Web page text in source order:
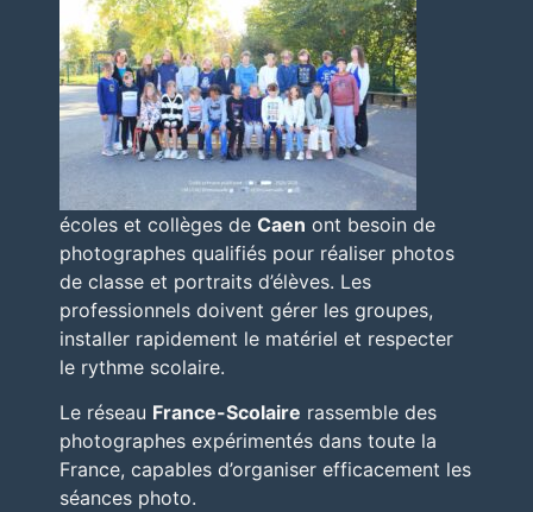
écoles et collèges de Caen ont besoin de
photographes qualifiés pour réaliser photos
de classe et portraits d’élèves. Les
professionnels doivent gérer les groupes,
installer rapidement le matériel et respecter
le rythme scolaire.
Le réseau France-Scolaire rassemble des
photographes expérimentés dans toute la
France, capables d’organiser efficacement les
séances photo.